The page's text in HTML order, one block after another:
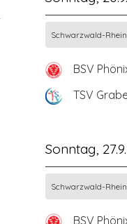
Schwarzwald-
BSV
TSV
Sonntag,
Schwarzwald-
BSV